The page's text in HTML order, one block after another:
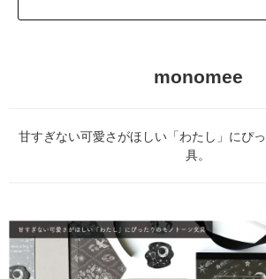
monomee
甘すぎない可愛さがほしい「わたし」にぴ
具。